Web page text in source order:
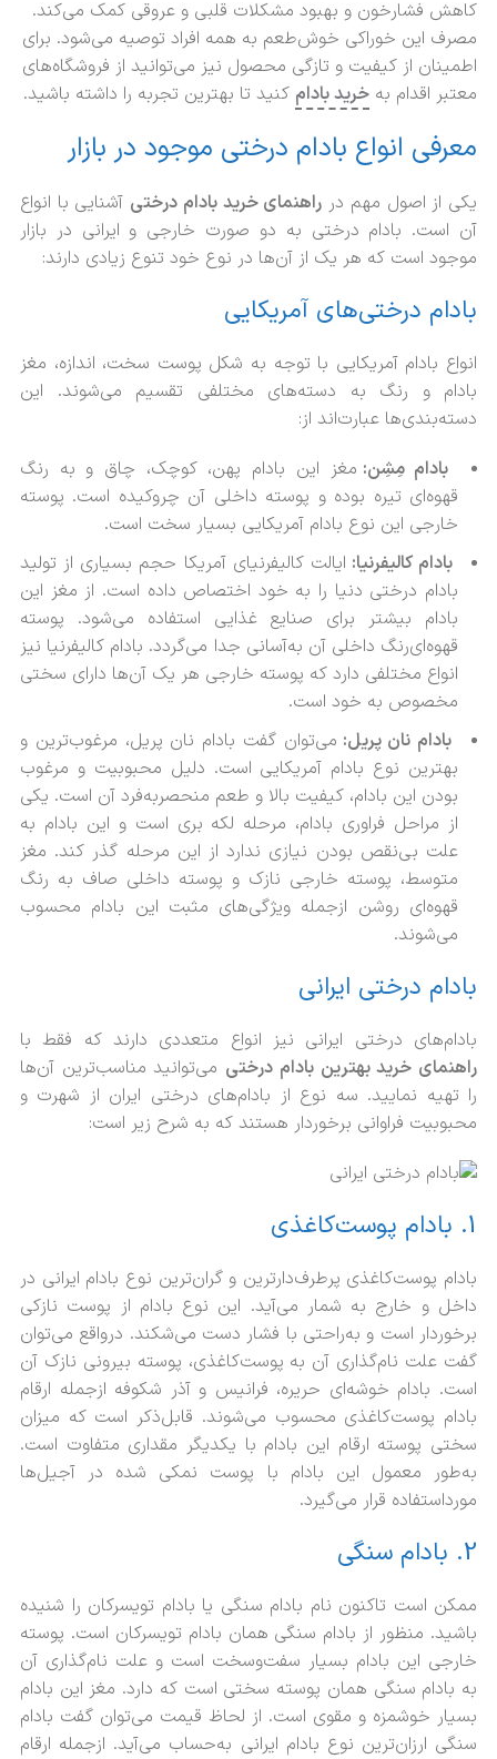
کاهش فشارخون و بهبود مشکلات قلبی و عروقی کمک می‌کند.
مصرف این خوراکی خوش‌طعم به همه افراد توصیه می‌شود. برای
اطمینان از کیفیت و تازگی محصول نیز می‌توانید از فروشگاه‌های
معتبر اقدام به خرید بادام کنید تا بهترین تجربه را داشته باشید.
معرفی انواع بادام درختی موجود در بازار
یکی از اصول مهم در راهنمای خرید بادام درختی آشنایی با انواع
آن است. بادام‌ درختی به دو صورت خارجی و ایرانی در بازار
موجود است که هر یک از آن‌ها در نوع خود تنوع زیادی دارند:
بادام درختی‌های آمریکایی
انواع بادام آمریکایی با توجه به شکل پوست سخت، اندازه، مغز
بادام و رنگ به دسته‌های مختلفی تقسیم می‌شوند. این
دسته‌بندی‌ها عبارت‌اند از:
بادام مِشِن: مغز این بادام پهن، کوچک، چاق و به رنگ
قهوه‌ای تیره بوده و پوسته داخلی آن چروکیده است. پوسته
خارجی این نوع بادام آمریکایی بسیار سخت است.
بادام کالیفرنیا: ایالت کالیفرنیای آمریکا حجم بسیاری از تولید
بادام درختی دنیا را به خود اختصاص داده است. از مغز این
بادام بیشتر برای صنایع غذایی استفاده می‌شود. پوسته
قهوه‌ای‌رنگ داخلی آن به‌آسانی جدا می‌گردد. بادام کالیفرنیا نیز
انواع مختلفی دارد که پوسته خارجی هر یک آن‌ها دارای سختی
مخصوص به خود است.
بادام نان پریل: می‌توان گفت بادام نان پریل، مرغوب‌ترین و
بهترین نوع بادام آمریکایی است. دلیل محبوبیت و مرغوب
بودن این بادام، کیفیت بالا و طعم منحصربه‌فرد آن است. یکی
از مراحل فراوری بادام، مرحله لکه بری است و این بادام به
علت بی‌نقص بودن نیازی ندارد از این مرحله گذر کند. مغز
متوسط، پوسته خارجی نازک و پوسته داخلی صاف به رنگ
قهوه‌ای روشن ازجمله ویژگی‌های مثبت این بادام محسوب
می‌شوند.
بادام درختی ایرانی
بادام‌های درختی ایرانی نیز انواع متعددی دارند که فقط با
راهنمای خرید بهترین بادام درختی می‌توانید مناسب‌ترین آن‌ها
را تهیه نمایید. سه نوع از بادام‌های درختی ایران از شهرت و
محبوبیت فراوانی برخوردار هستند که به شرح زیر است:
1. بادام پوست‌کاغذی
بادام پوست‌کاغذی پرطرف‌دارترین و گران‌ترین نوع بادام ایرانی در
داخل و خارج به شمار می‌آید. این نوع بادام از پوست نازکی
برخوردار است و به‌راحتی با فشار دست می‌شکند. درواقع می‌توان
گفت علت نام‌گذاری آن به پوست‌کاغذی، پوسته بیرونی نازک آن
است. بادام خوشه‌ای حریره، فرانیس و آذر شکوفه ازجمله ارقام
بادام پوست‌کاغذی محسوب می‌شوند. قابل‌ذکر است که میزان
سختی پوسته ارقام این بادام با یکدیگر مقداری متفاوت است.
به‌طور معمول این بادام با پوست نمکی‌ شده در آجیل‌ها
مورداستفاده قرار می‌گیرد.
2. بادام سنگی
ممکن است تاکنون نام بادام سنگی یا بادام تویسرکان را شنیده
باشید. منظور از بادام‌ سنگی همان بادام تویسرکان است. پوسته
خارجی این بادام بسیار سفت‌وسخت است و علت نام‌گذاری آن
به بادام سنگی همان پوسته سختی است که دارد. مغز این بادام
بسیار خوشمزه و مقوی است. از لحاظ قیمت می‌توان گفت بادام
سنگی ارزان‌ترین نوع بادام ایرانی به‌حساب می‌آید. ازجمله ارقام